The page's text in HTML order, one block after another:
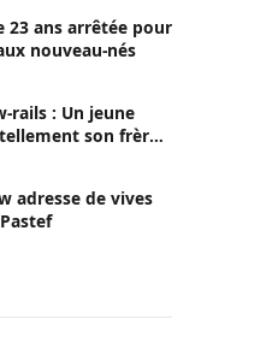
23 ans arrêtée pour
nouveau-nés
rails : Un jeune
son frère
adresse de vives